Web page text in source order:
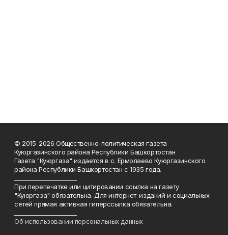
© 2015-2026 Общественно-политическая газета
Куюргазинского района Республики Башкортостан
Газета "Куюргаза" издается в с. Ермолаево Куюргазинского
района Республики Башкортостан с 1935 года.
При перепечатке или цитировании ссылка на газету
"Куюргаза" обязательна. Для интернет-изданий и социальных
сетей прямая активная гиперссылка обязательна.
Об использовании персональных данных